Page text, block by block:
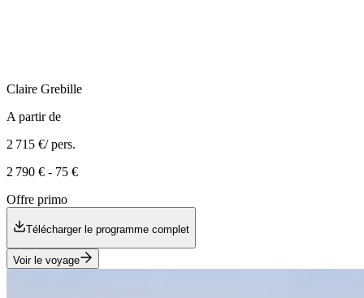
Claire Grebille
A partir de
2 715 €/ pers.
2 790 € - 75 €
Offre primo
Télécharger le programme complet
Voir le voyage